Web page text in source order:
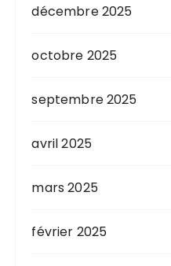
décembre 2025
octobre 2025
septembre 2025
avril 2025
mars 2025
février 2025